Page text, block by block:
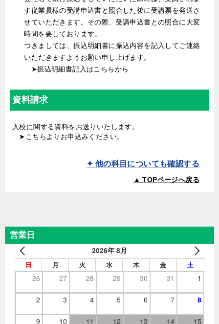
す従業員様の受講申込書と照合した後に受講票を発送さ
せていただきます。その際、受講申込書との照合に大変
時間を要しております。
つきましては、振込明細書に振込内容を記入してご連絡
いただきますようお願い申し上げます。
➤振込明細書記入はこちらから
資料請求
入校に関する資料をお送りいたします。
➤ こちら よりお申込みください。
✦ 他の科目についても確認する
▲ TOPページへ戻る
営業日
2026年 8月
日 月 火 水 木 金 土
26 27 28 29 30 31 1
2 3 4 5 6 7 8
9 10 11 12 13 14 15